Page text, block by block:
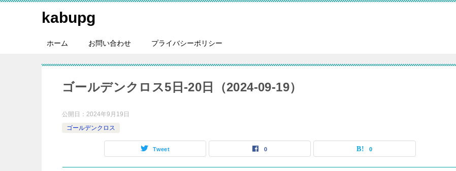
kabupg
ホーム お問い合わせ プライバシーポリシー
ゴールデンクロス5日-20日（2024-09-19）
公開日： 2024年9月19日
ゴールデンクロス
Tweet 0 0